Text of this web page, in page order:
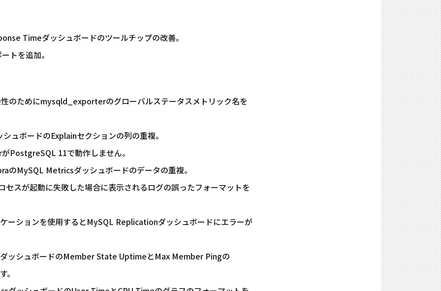
Timeダッシュボードのツールチップの改善。
トを追加。
のためにmysqld_exporterのグローバルステータスメトリック名を
ュボードのExplainセクションの列の重複。
11で動作しません。
のMySQL Metricsダッシュボードのデータの重複。
スが起動に失敗した場合に表示されるログの誤ったフォーマットを
ーションを使用するとMySQL Replicationダッシュボードにエラーが
ッシュボードのMember State UptimeとMax Member Pingの